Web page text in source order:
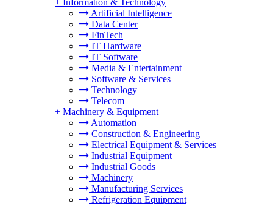
+ Information & Technology
Artificial Intelligence
Data Center
FinTech
IT Hardware
IT Software
Media & Entertainment
Software & Services
Technology
Telecom
+ Machinery & Equipment
Automation
Construction & Engineering
Electrical Equipment & Services
Industrial Equipment
Industrial Goods
Machinery
Manufacturing Services
Refrigeration Equipment